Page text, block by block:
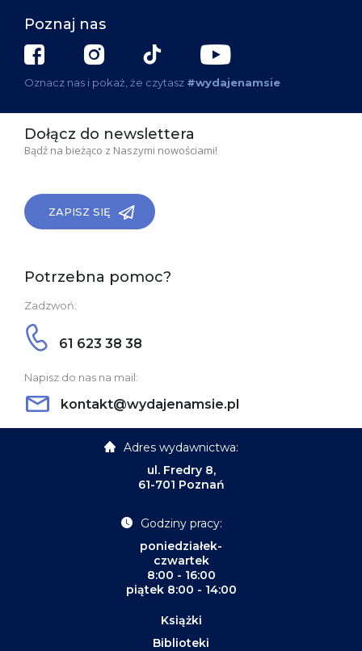
Poznaj nas
Oznacz nas i pokaż, że czytasz #wydajenamsie
Dołącz do newslettera
Bądź na bieżąco z Naszymi nowościami!
ZAPISZ SIĘ
Potrzebna pomoc?
Zadzwoń:
61 623 38 38
Napisz do nas na mail:
kontakt@wydajenamsie.pl
Adres wydawnictwa:
ul. Fredry 8,
61-701 Poznań
Godziny pracy:
poniedziałek-
czwartek
8:00 - 16:00
piątek 8:00 - 14:00
Książki
Biblioteki